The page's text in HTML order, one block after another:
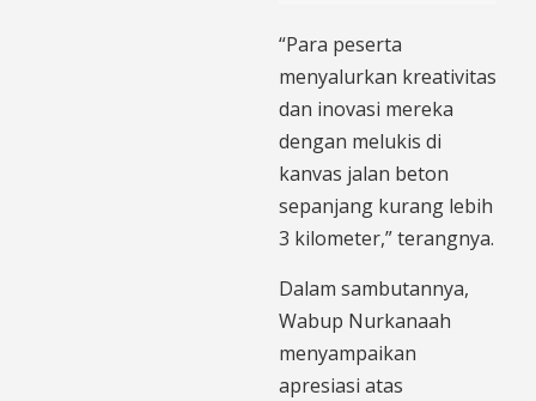
“Para peserta
menyalurkan kreativitas
dan inovasi mereka
dengan melukis di
kanvas jalan beton
sepanjang kurang lebih
3 kilometer,” terangnya.
Dalam sambutannya,
Wabup Nurkanaah
menyampaikan
apresiasi atas